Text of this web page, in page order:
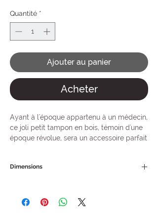
Quantité *
Ajouter au panier
Acheter
Ayant à l'époque appartenu à un médecin,
ce joli petit tampon en bois, témoin d'une
époque révolue, sera un accessoire parfait
complétera à merveille ce
Dimensions